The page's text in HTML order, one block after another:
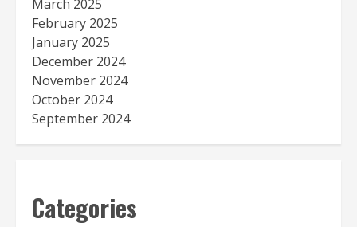
March 2025
February 2025
January 2025
December 2024
November 2024
October 2024
September 2024
Categories